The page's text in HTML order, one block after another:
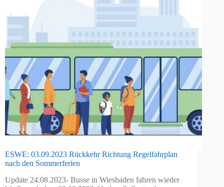
ESWE: 03.09.2023 Rückkehr Richtung Regelfahrplan
nach den Sommerferien
Update 24.08.2023- Busse in Wiesbaden fahren wieder